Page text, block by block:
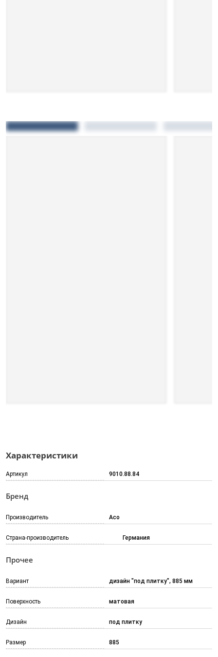
Характеристики
Артикул 9010.88.84
Бренд
Производитель Aco
Страна-производитель Германия
Прочее
Вариант дизайн "под плитку", 885 мм
Поверхность матовая
Дизайн под плитку
Размер 885